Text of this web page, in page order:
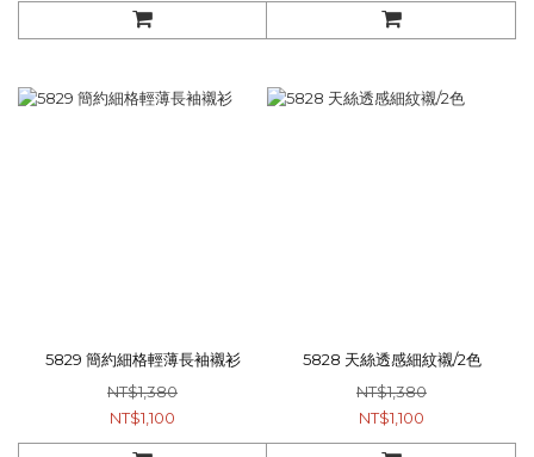
5829 簡約細格輕薄長袖襯衫
NT$1,380
NT$1,100
5828 天絲透感細紋襯/2色
NT$1,380
NT$1,100